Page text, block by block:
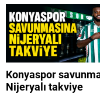
Konyaspor
Nijeryalı takviye